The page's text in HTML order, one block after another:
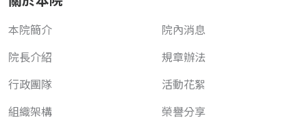
本院簡介
院長介紹
行政團隊
組織架構
院內消息
規章辦法
活動花絮
榮譽分享